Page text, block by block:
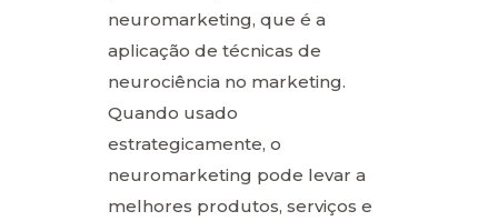
neuromarketing, que é a
aplicação de técnicas de
neurociência no marketing.
Quando usado
estrategicamente, o
neuromarketing pode levar a
melhores produtos, serviços e